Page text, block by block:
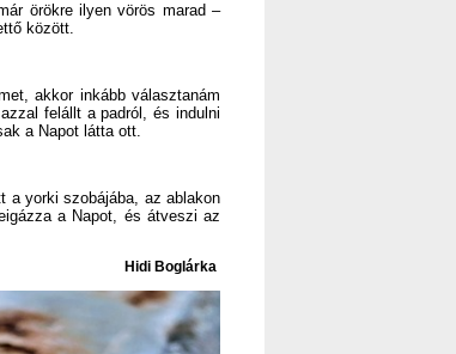
örökre ilyen vörös marad –
között.
akkor inkább választanám
felállt a padról, és indulni
a Napot látta ott.
a yorki szobájába, az ablakon
a Napot, és átveszi az
Hidi Boglárka